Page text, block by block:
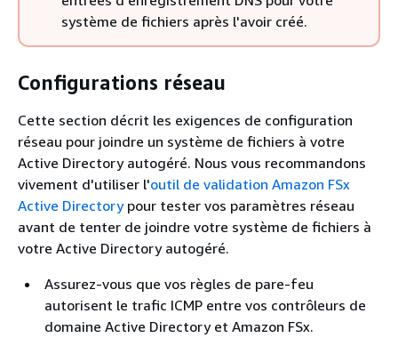
système de fichiers après l'avoir créé.
Configurations réseau
Cette section décrit les exigences de configuration
réseau pour joindre un système de fichiers à votre
Active Directory autogéré. Nous vous recommandons
vivement d'utiliser l'outil de validation Amazon FSx
Active Directorypour tester vos paramètres réseau
avant de tenter de joindre votre système de fichiers à
votre Active Directory autogéré.
Assurez-vous que vos règles de pare-feu
autorisent le trafic ICMP entre vos contrôleurs de
domaine Active Directory et Amazon FSx.